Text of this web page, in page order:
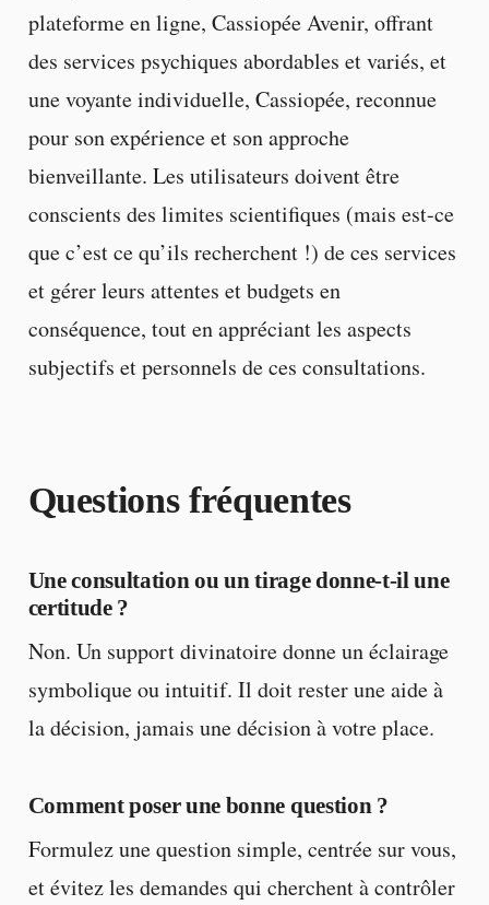
plateforme en ligne, Cassiopée Avenir, offrant
des services psychiques abordables et variés, et
une voyante individuelle, Cassiopée, reconnue
pour son expérience et son approche
bienveillante. Les utilisateurs doivent être
conscients des limites scientifiques (mais est-ce
que c’est ce qu’ils recherchent !) de ces services
et gérer leurs attentes et budgets en
conséquence, tout en appréciant les aspects
subjectifs et personnels de ces consultations.
Questions fréquentes
Une consultation ou un tirage donne-t-il une
certitude ?
Non. Un support divinatoire donne un éclairage
symbolique ou intuitif. Il doit rester une aide à
la décision, jamais une décision à votre place.
Comment poser une bonne question ?
Formulez une question simple, centrée sur vous,
et évitez les demandes qui cherchent à contrôler